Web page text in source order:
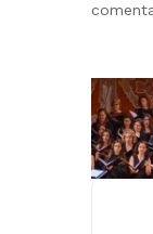
No